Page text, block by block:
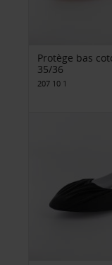
Protège bas
35/36
207 10 1